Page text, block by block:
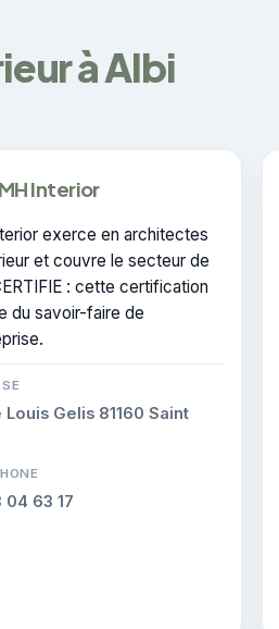
à Albi
MH Interior
exerce en architectes
et couvre le secteur de
: cette certification
du savoir-faire de
Louis Gelis 81160 Saint
04 63 17